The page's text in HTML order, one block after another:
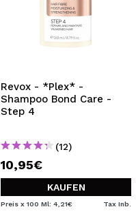
Revox - *Plex* -
Shampoo Bond Care -
Step 4
(12)
10,95€
KAUFEN
Preis x 100 Ml: 4,21€ Tax Inb.